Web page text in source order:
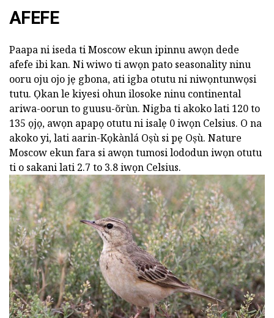
AFEFE
Paapa ni iseda ti Moscow ekun ipinnu awọn dede
afefe ibi kan. Ni wiwo ti awọn pato seasonality ninu
ooru oju ojo jẹ gbona, ati igba otutu ni niwọntunwọsi
tutu. Ọkan le kiyesi ohun ilosoke ninu continental
ariwa-oorun to guusu-õrùn. Nigba ti akoko lati 120 to
135 ọjọ, awọn apapọ otutu ni isalẹ 0 iwọn Celsius. O na
akoko yi, lati aarin-Kọkànlá Oṣù si pẹ Oṣù. Nature
Moscow ekun fara si awọn tumosi lododun iwọn otutu
ti o sakani lati 2.7 to 3.8 iwọn Celsius.